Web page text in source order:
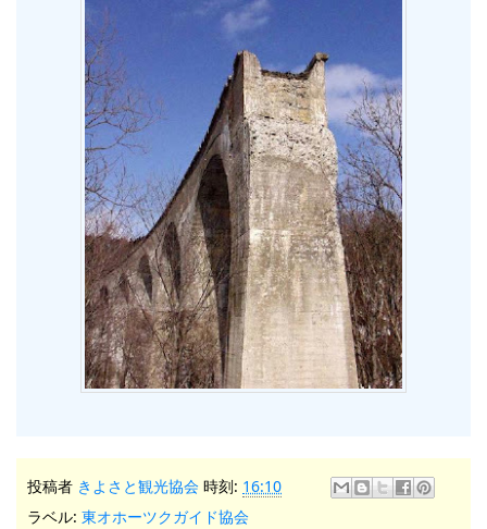
投稿者 きよさと観光協会 時刻: 16:10
ラベル: 東オホーツクガイド協会